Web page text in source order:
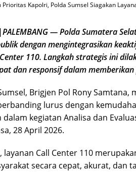
Kapolri, Polda Sumsel Siagakan
— Polda Sumatera
dengan mengintegrasikan
110. Langkah strategis ini
dan responsif dalam
Brigjen Pol Rony
lurus dengan
kegiatan Analisa dan
28 April 2026.
layanan Call Center 110
secara cepat, akurat, dan